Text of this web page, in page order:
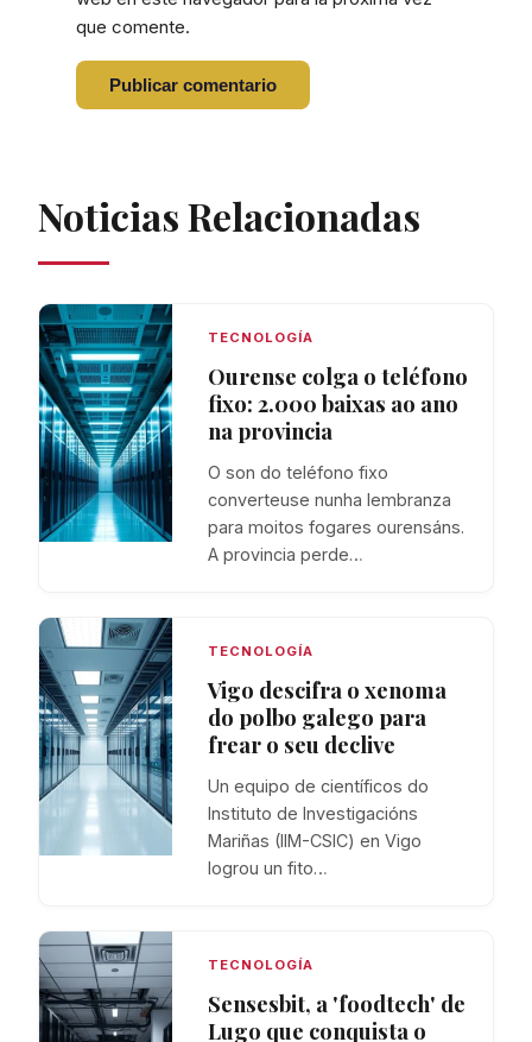
que comente.
Noticias Relacionadas
TECNOLOGÍA
Ourense colga o teléfono
fixo: 2.000 baixas ao ano
na provincia
O son do teléfono fixo
converteuse nunha lembranza
para moitos fogares ourensáns.
A provincia perde…
TECNOLOGÍA
Vigo descifra o xenoma
do polbo galego para
frear o seu declive
Un equipo de científicos do
Instituto de Investigacións
Mariñas (IIM-CSIC) en Vigo
logrou un fito…
TECNOLOGÍA
Sensesbit, a 'foodtech' de
Lugo que conquista o